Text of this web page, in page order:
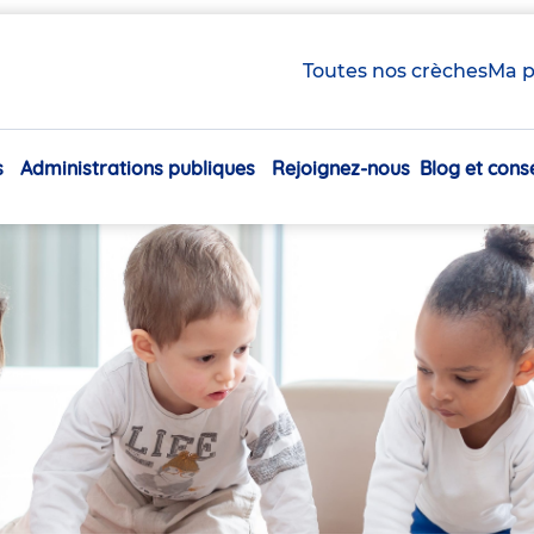
Toutes nos crèchesMa
Navigation
Administrations publiques Rejoignez-nous Blog et